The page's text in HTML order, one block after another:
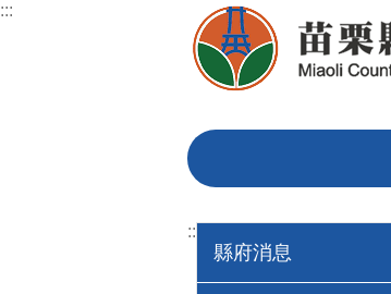
跳到主要內容區塊
:::
:::
縣府消息